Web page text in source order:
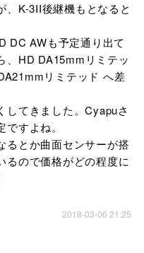
、K-3II後継機もとなると
DC AWも予定通り出て
、HD DA15mmリミテッ
リミテッド へ差
してきました。Cyapuさ
すよね。
るとか曲面センサーが搭
るので価格がどの程度に
2018-03-06 21:25